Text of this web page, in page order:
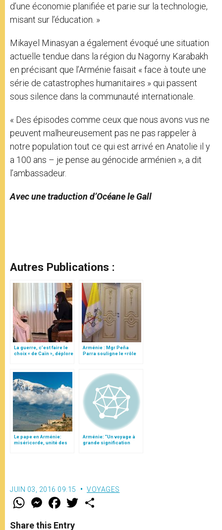
d’une économie planifiée et parie sur la technologie,
misant sur l’éducation. »
Mikayel Minasyan a également évoqué une situation
actuelle tendue dans la région du Nagorny Karabakh
en précisant que l’Arménie faisait « face à toute une
série de catastrophes humanitaires » qui passent
sous silence dans la communauté internationale.
« Des épisodes comme ceux que nous avons vus ne
peuvent malheureusement pas ne pas rappeler à
notre population tout ce qui est arrivé en Anatolie il y
a 100 ans – je pense au génocide arménien », a dit
l’ambassadeur.
Avec une traduction d’Océane le Gall
Autres Publications :
La guerre, c’est faire le
choix « de Caïn », déplore
Arménie : Mgr Peña
Parra souligne le «rôle
Le pape en Arménie:
miséricorde, unité des
Arménie: "Un voyage à
grande signification
JUIN 03, 2016 09:15 VOYAGES
W
t
M
e
s
F
a
e
w
Share this Entry